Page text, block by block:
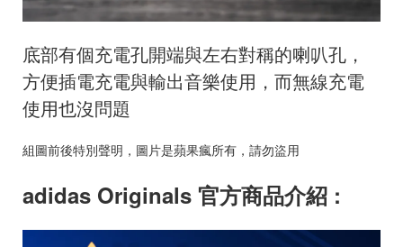
底部有個充電孔開端與左右對稱的喇叭孔，
方便插電充電與輸出音樂使用，而無線充電
使用也沒問題
組圖前後特別聲明，圖片是蘋果瘋所有，請勿盜用
adidas Originals 官方商品介紹 :